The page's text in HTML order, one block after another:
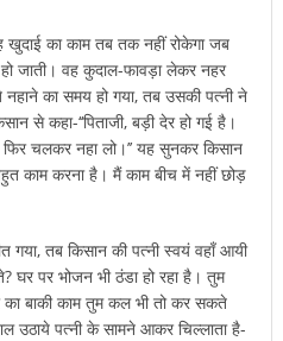
का काम तब तक नहीं रोकेगा जब
जाती। वह कुदाल-फावड़ा लेकर नहर
का समय हो गया, तब उसकी पत्नी ने
से कहा-‘‘पिताजी, बड़ी देर हो गई है।
चलकर नहा लो।’’ यह सुनकर किसान
काम करना है। मैं काम बीच में नहीं छोड़
तब किसान की पत्नी स्वयं वहाँ आयी
घर पर भोजन भी ठंडा हो रहा है। तुम
बाकी काम तुम कल भी तो कर सकते
उठाये पत्नी के सामने आकर चिल्लाता है-